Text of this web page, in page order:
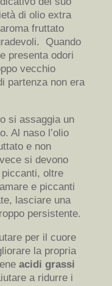
di olio extra
fruttato
Quando
presenta odori
vecchio
partenza non era
si assaggia un
Al naso l’olio
e non
si devono
oltre
e piccanti
lasciare una
persistente.
per il cuore
la propria
acidi grassi
a ridurre i